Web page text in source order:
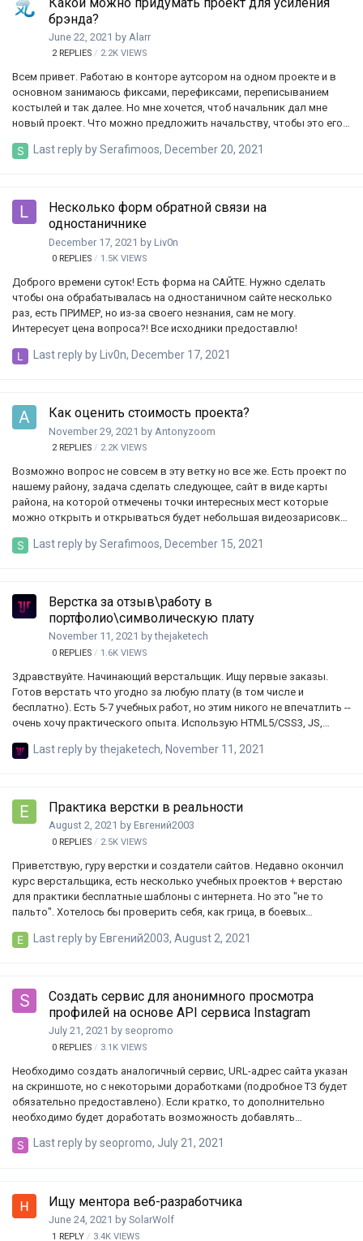
практическим опытом, и поиском постоянной работы. …
брэнда?
June 22, 2021 by Alarr
2 REPLIES 2.2K VIEWS
Всем привет. Работаю в конторе аутсором на одном проекте и в
основном занимаюсь фиксами, перефиксами, переписыванием
костылей и так далее. Но мне хочется, чтоб начальник дал мне
новый проект. Что можно предложить начальству, чтобы это его
и который может быть выгодным для брэнда? Подскажите плиз,
Last reply bySerafimoos, December 20, 2021
Несколько форм обратной связи на
одностаничнике
December 17, 2021 by Liv0n
0 REPLIES 1.5K VIEWS
Доброго времени суток! Есть форма на САЙТЕ. Нужно сделать
чтобы она обрабатывалась на одностаничном сайте несколько
раз, есть ПРИМЕР, но из-за своего незнания, сам не могу.
Интересует цена вопроса?! Все исходники предоставлю!
Last reply by Liv0n, December 17, 2021
Как оценить стоимость проекта?
November 29, 2021 by Antonyzoom
2 REPLIES 2.2K VIEWS
Возможно вопрос не совсем в эту ветку но все же. Есть проект по
нашему району, задача сделать следующее, сайт в виде карты
района, на которой отмечены точки интересных мест которые
можно открыть и открываться будет небольшая видеозарисовка
приблизительно работа по созданию сайта и с учетом того, что
бюджет и нужно хотя бы на что т опираться. Если к тому же есть
кто то кто может в последствии взять на себя данную работу
тоже приветствуется.
Last reply bySerafimoos, December 15, 2021
Верстка за отзыв\работу в
портфолио\символическую плату
November 11, 2021 bythejaketech
0 REPLIES 1.6K VIEWS
Здравствуйте. Начинающий верстальщик. Ищу первые заказы.
Готов верстать что угодно за любую плату (в том числе и
бесплатно). Есть 5-7 учебных работ, но этим никого не впечатлить --
очень хочу практического опыта. Использую HTML5/CSS3, JS,
SASS/SCSS, Gulp. Если не знаю чего-то необходимого для Вашего
себя;Верстаю из Figma, Photoshop, Illustrator. Могу в адаптивность,
отзывчивость, кроссбраузерность, несложную
анимацию.телеграмм: thejaketech;почта: thejaktech2@gmail.com
Открыт для любых…
Last reply bythejaketech, November 11, 2021
Практика верстки в реальности
August 2, 2021 by Евгений2003
0 REPLIES 2.5K VIEWS
Приветствую, гуру верстки и создатели сайтов. Недавно окончил
курс верстальщика, есть несколько учебных проектов + верстаю
для практики бесплатные шаблоны с интернета. Но это "не то
пальто". Хотелось бы проверить себя, как грица, в боевых
бесплатно для наработки опыта и получению по шапке. В работе
данный момент изучаю JS. Ну вот коротенько как-то так, пишите,
буду рад сотрудничеству ?
Last reply byЕвгений2003, August 2, 2021
Создать сервис для анонимного просмотра
профилей на основе API сервиса Instagram
July 21, 2021 by seopromo
0 REPLIES 3.1K VIEWS
Необходимо создать аналогичный сервис, URL-адрес сайта указан
на скриншоте, но с некоторыми доработками (подробное ТЗ будет
обязательно предоставлено). Если кратко, то дополнительно
необходимо будет доработать возможность добавлять
теги (Title, Description), в общем, для внедрения SEO-оптимизации.
профиль закрытый, то, соответственно, информация не
отображается. Интересует сотрудничество на постоянной основе.
А именно с дальнейшей поддержкой работоспособности сервиса
Last reply byseopromo, July 21, 2021
Ищу ментора веб-разработчика
June 24, 2021 by SolarWolf
1 REPLY 3.4K VIEWS